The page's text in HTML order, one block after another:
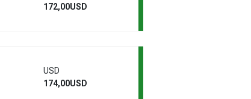
172,00USD
USD
174,00USD